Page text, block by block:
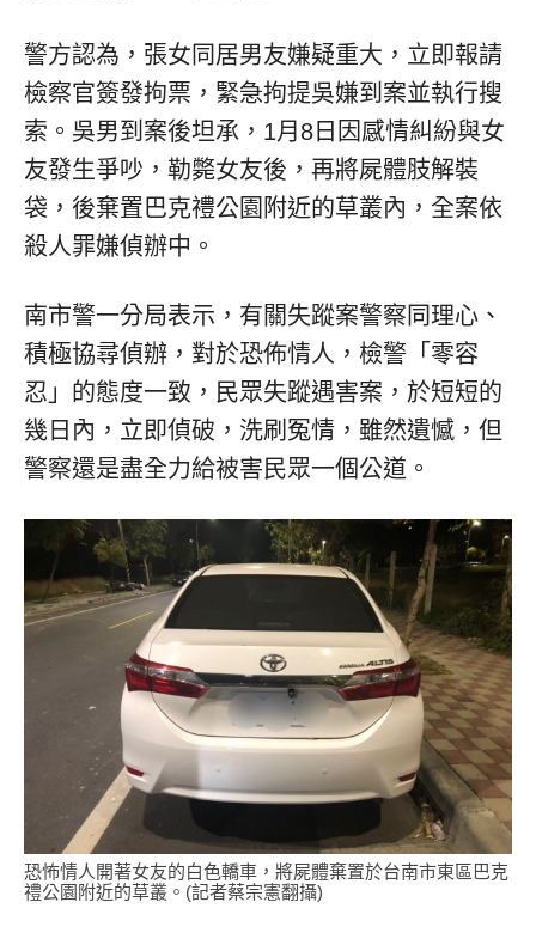
警方認為，張女同居男友嫌疑重大，立即報請
檢察官簽發拘票，緊急拘提吳嫌到案並執行搜
索。吳男到案後坦承，1月8日因感情糾紛與女
友發生爭吵，勒斃女友後，再將屍體肢解裝
袋，後棄置巴克禮公園附近的草叢內，全案依
殺人罪嫌偵辦中。
南市警一分局表示，有關失蹤案警察同理心、
積極協尋偵辦，對於恐佈情人，檢警「零容
忍」的態度一致，民眾失蹤遇害案，於短短的
幾日內，立即偵破，洗刷冤情，雖然遺憾，但
警察還是盡全力給被害民眾一個公道。
恐怖情人開著女友的白色轎車，將屍體棄置於台南市東區巴克
禮公園附近的草叢。(記者蔡宗憲翻攝)